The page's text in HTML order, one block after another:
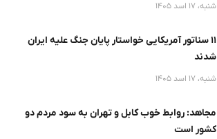
شنبه، 17 اسد 1405
۱۱ سناتور آمریکایی خواستار پایان جنگ علیه ایران
شدند
شنبه، 17 اسد 1405
مجاهد: روابط خوب کابل و تهران به سود مردم دو
کشور است